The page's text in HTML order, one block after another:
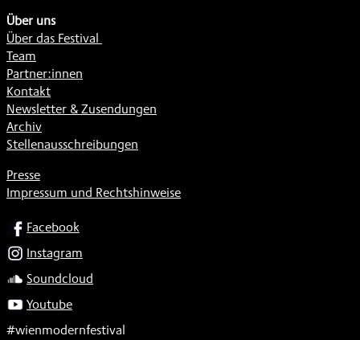
Über uns
Über das Festival
Team
Partner:innen
Kontakt
Newsletter & Zusendungen
Archiv
Stellenausschreibungen
Presse
Impressum und Rechtshinweise
SOCIALFacebook
Instagram
Soundcloud
Youtube
#wienmodernfestival